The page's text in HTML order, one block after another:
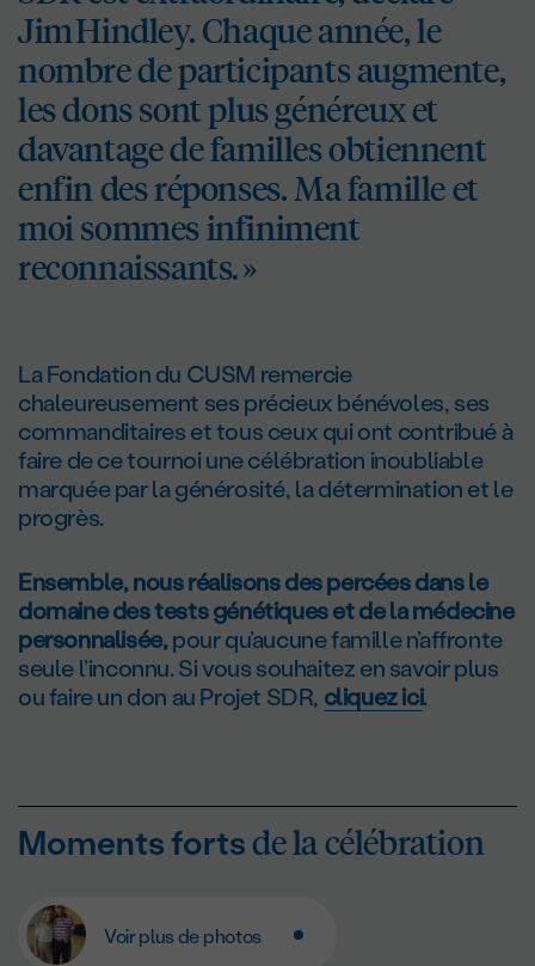
Jim Hindley. Chaque année, le
nombre de participants augmente,
les dons sont plus généreux et
davantage de familles obtiennent
enfin des réponses. Ma famille et
moi sommes infiniment
reconnaissants. »
La Fondation du CUSM remercie
chaleureusement ses précieux bénévoles, ses
commanditaires et tous ceux qui ont contribué à
faire de ce tournoi une célébration inoubliable
marquée par la générosité, la détermination et le
progrès.
Ensemble, nous réalisons des percées dans le
domaine des tests génétiques et de la médecine
personnalisée,pour qu’aucune famille n’affronte
seule l’inconnu. Si vous souhaitez en savoir plus
ou faire un don au Projet SDR, cliquez ici.
Moments fortsde la célébration
Voir plus de photos